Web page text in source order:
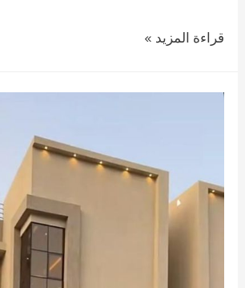
مقاول
قراءة المزيد »